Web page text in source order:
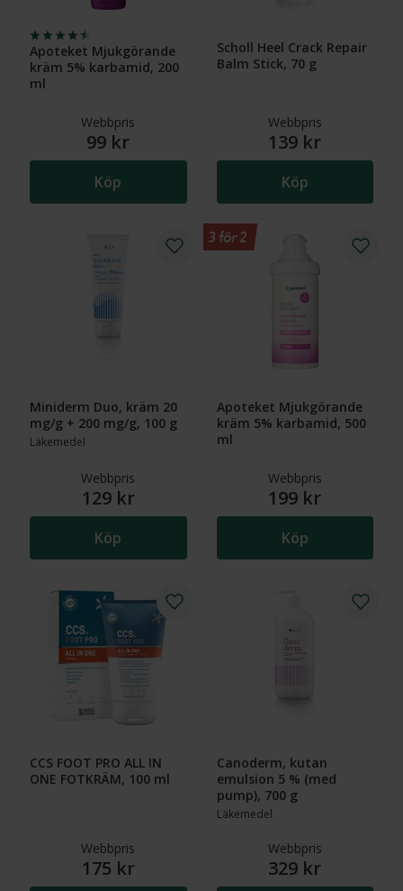
Apoteket Mjukgörande
kräm 5% karbamid, 200
ml
Webbpris
99 kr
Köp
Scholl Heel Crack Repair
Balm Stick, 70 g
Webbpris
139 kr
Köp
Miniderm Duo, kräm 20
mg/g + 200 mg/g, 100 g
Läkemedel
Webbpris
129 kr
Köp
Apoteket Mjukgörande
kräm 5% karbamid, 500
ml
Webbpris
199 kr
Köp
3 för 2
CCS FOOT PRO ALL IN
ONE FOTKRÄM, 100 ml
Webbpris
175 kr
Canoderm, kutan
emulsion 5 % (med
pump), 700 g
Läkemedel
Webbpris
329 kr